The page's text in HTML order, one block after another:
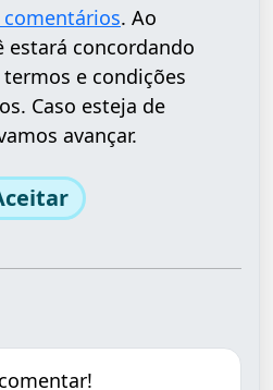
. Ao
estará concordando
e condições
Caso esteja de
avançar.